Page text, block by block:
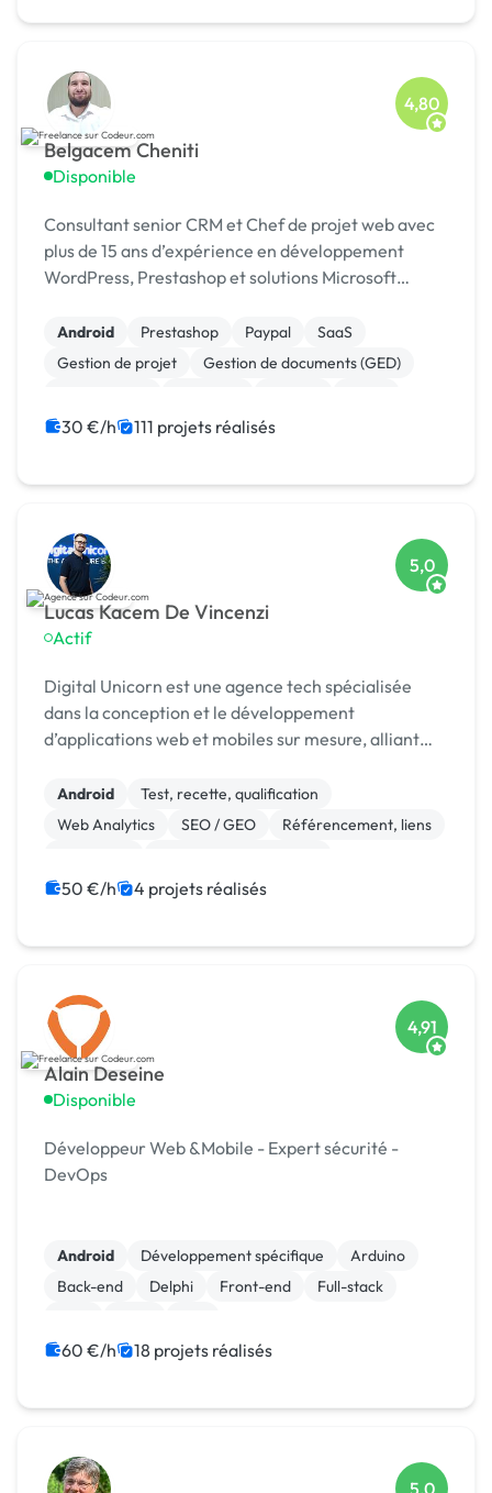
Belgacem Cheniti
Disponible
4,80
Consultant senior CRM et Chef de projet web avec
plus de 15 ans d’expérience en développement
WordPress, Prestashop et solutions Microsoft
Android Prestashop Paypal
SaaS
Gestion de projet
Gestion de documents (GED)
30 €/h 111 projets réalisés
Lucas Kacem De Vincenzi
Actif
5,0
Digital Unicorn est une agence tech spécialisée
dans la conception et le développement
d’applications web et mobiles sur mesure, alliant
Android
Test, recette, qualification
Web Analytics
SEO / GEO
Référencement, liens
CSS, HTML, XML
CMS Site E-commerce
50 €/h 4 projets réalisés
Alain Deseine
Disponible
4,91
Développeur Web &Mobile - Expert sécurité -
DevOps
Android Développement spécifique
Arduino
Back-end
Delphi Front-end
Full-stack
60 €/h 18 projets réalisés